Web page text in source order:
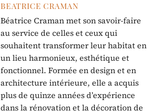
BEATRICE CRAMAN
Béatrice Craman met son savoir-faire
au service de celles et ceux qui
souhaitent transformer leur habitat en
un lieu harmonieux, esthétique et
fonctionnel. Formée en design et en
architecture intérieure, elle a acquis
plus de quinze années d’expérience
dans la rénovation et la décoration de